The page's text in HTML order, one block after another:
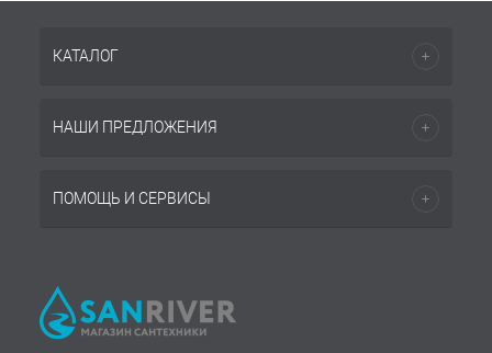
КАТАЛОГ
НАШИ ПРЕДЛОЖЕНИЯ
ПОМОЩЬ И СЕРВИСЫ